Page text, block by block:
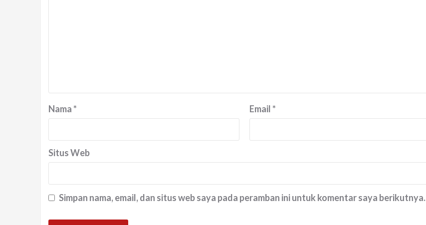
Nama* Email*
Situs Web
Simpan nama, email, dan situs web saya pada peramban ini untuk komentar saya berikutnya.